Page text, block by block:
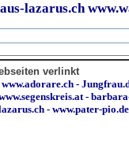
lazarus.ch
verlinkt
www.adorare.ch -
-
- www.pater-pio.de